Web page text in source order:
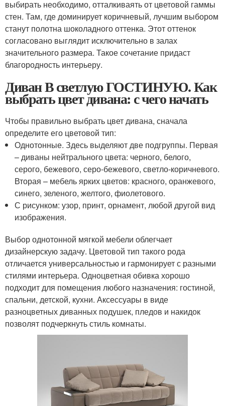
выбирать необходимо, отталкиваять от цветовой гаммы
стен. Там, где доминирует коричневый, лучшим выбором
станут полотна шоколадного оттенка. Этот оттенок
согласовано выглядит исключительно в залах
значительного размера. Такое сочетание придаст
благородность интерьеру.
Диван В светлую ГОСТИНУЮ. Как
выбрать цвет дивана: с чего начать
Чтобы правильно выбрать цвет дивана, сначала
определите его цветовой тип:
Однотонные. Здесь выделяют две подгруппы. Первая
– диваны нейтрального цвета: черного, белого,
серого, бежевого, серо-бежевого, светло-коричневого.
Вторая – мебель ярких цветов: красного, оранжевого,
синего, зеленого, желтого, фиолетового.
С рисунком: узор, принт, орнамент, любой другой вид
изображения.
Выбор однотонной мягкой мебели облегчает
дизайнерскую задачу. Цветовой тип такого рода
отличается универсальностью и гармонирует с разными
стилями интерьера. Одноцветная обивка хорошо
подходит для помещения любого назначения: гостиной,
спальни, детской, кухни. Аксессуары в виде
разноцветных диванных подушек, пледов и накидок
позволят подчеркнуть стиль комнаты.